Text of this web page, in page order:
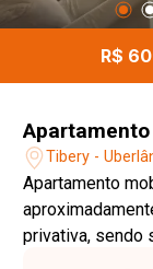
R$
Tibery -
Apartamento
privativa, sendo